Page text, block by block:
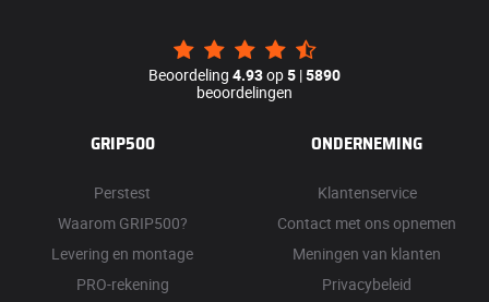
Beoordeling 4.93op5 |5890
beoordelingen
GRIP500
Perstest
Waarom GRIP500?
Levering en montage
PRO-rekening
ONDERNEMING
Klantenservice
Contact met ons opnemen
Meningen van klanten
Privacybeleid